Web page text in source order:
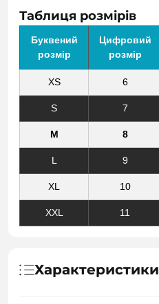
Таблиця розмірів
Буквений
розмір
Цифровий
розмір
XS 6
S 7
M 8
L 9
XL 10
XXL 11
Характеристики